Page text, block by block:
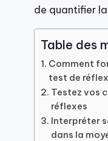
de quantifier
Table des
Comment
test de
Testez vos
réflexes
Interpréter
dans la